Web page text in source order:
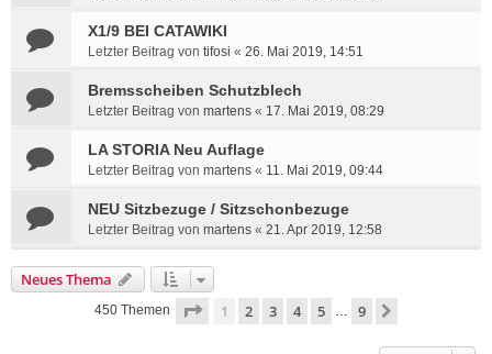
X1/9 BEI CATAWIKI
Letzter Beitrag von tifosi « 26. Mai 2019, 14:51
Bremsscheiben Schutzblech
Letzter Beitrag von martens « 17. Mai 2019, 08:29
LA STORIA Neu Auflage
Letzter Beitrag von martens « 11. Mai 2019, 09:44
NEU Sitzbezuge / Sitzschonbezuge
Letzter Beitrag von martens « 21. Apr 2019, 12:58
Neues Thema
450 Themen Seite 1von
1 2 3 4 5 … 9